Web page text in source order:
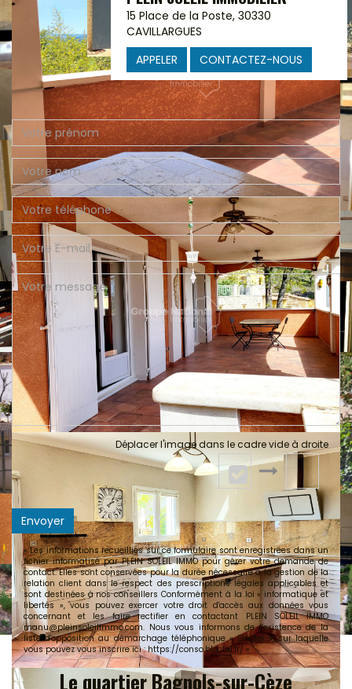
15 Place de la Poste, 30330
CAVILLARGUES
APPELER
CONTACTEZ-NOUS
Déplacer l'image dans le cadre vide à droite
Envoyer
« Les informations recueillies sur ce formulaire sont enregistrées dans un
fichier informatisé par PLEIN SOLEIL IMMO pour gérer votre demande de
contact. Elles sont conservées pour la durée nécessaire à la gestion de la
relation client dans le respect des prescriptions légales applicables et
sont destinées à nos conseillers Conformément à la loi « informatique et
libertés », vous pouvez exercer votre droit d'accès aux données vous
concernant et les faire rectifier en contactant PLEIN SOLEIL IMMO
manu@pleinsoleilimmo.com. Nous vous informons de l’existence de la
liste d'opposition au démarchage téléphonique « Bloctel », sur laquelle
vous pouvez vous inscrire ici :https://conso.bloctel.fr/ »
Le quartier Bagnols-sur-Cèze